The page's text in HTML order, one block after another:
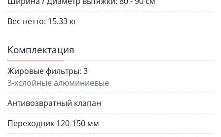
Вес нетто: 15.33 кг
Комплектация
Жировые фильтры: 3
3-хслойные алюминиевые
Антивозвратный клапан
Переходник 120-150 мм